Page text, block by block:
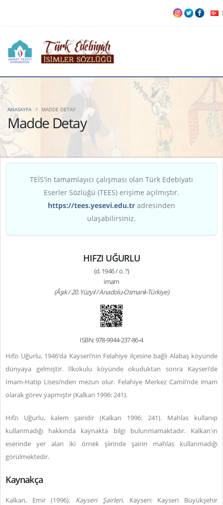
Madde Detay
ANASAYFA MADDE DETAY
TEİS'in tamamlayıcı çalışması olan Türk Edebiyatı
Eserler Sözlüğü (TEES) erişime açılmıştır.
https://tees.yesevi.edu.tr adresinden
ulaşabilirsiniz.
HIFZI UĞURLU
(d. 1946 / ö. ?)
imam
(Âşık / 20. Yüzyıl / Anadolu-Osmanlı-Türkiye)
ISBN: 978-9944-237-86-4
Hıfzı Uğurlu, 1946’da Kayseri’nin Felahiye ilçesine bağlı Alabaş köyünde
dünyaya gelmiştir. İlkokulu köyünde okuduktan sonra Kayseri’de
İmam-Hatip Lisesi’nden mezun olur. Felahiye Merkez Camii’nde imam
olarak görev yapmıştır (Kalkan 1996: 241).
Hıfzı Uğurlu, kalem şairidir (Kalkan 1996: 241). Mahlas kullanıp
kullanmadığı hakkında kaynakta bilgi bulunmamaktadır. Kalkan'ın
eserinde yer alan iki örnek şiirinde şairin mahlas kullanmadığı
görülmektedir.
Kaynakça
Kalkan, Emir (1996). Kayseri Şairleri.Kayseri: Kayseri Büyükşehir